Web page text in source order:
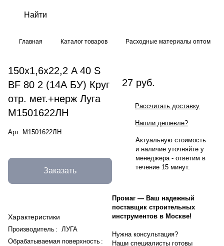
Главная Каталог товаров Расходные материалы оптом
150х1,6х22,2 A 40 S
BF 80 2 (14А БУ) Круг
отр. мет.+нерж Луга
М1501622ЛН
Арт. М1501622ЛН
Заказать
Характеристики
Производитель :
ЛУГА
Обрабатываемая поверхность :
27 руб.
Рассчитать доставку
Нашли дешевле?
Актуальную стоимость
и наличие уточняйте у
менеджера - ответим в
течение 15 минут.
Промаг — Ваш надежный
поставщик строительных
инструментов в Москве!
Нужна консультация?
Наши специалисты готовы